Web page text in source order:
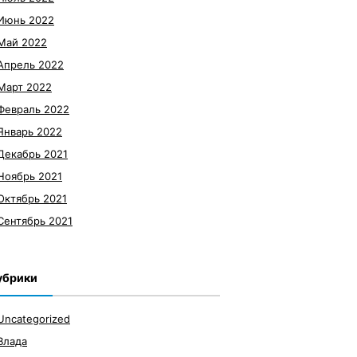
2022
2022
2022
2022
2022
2022
2021
2021
2021
2021